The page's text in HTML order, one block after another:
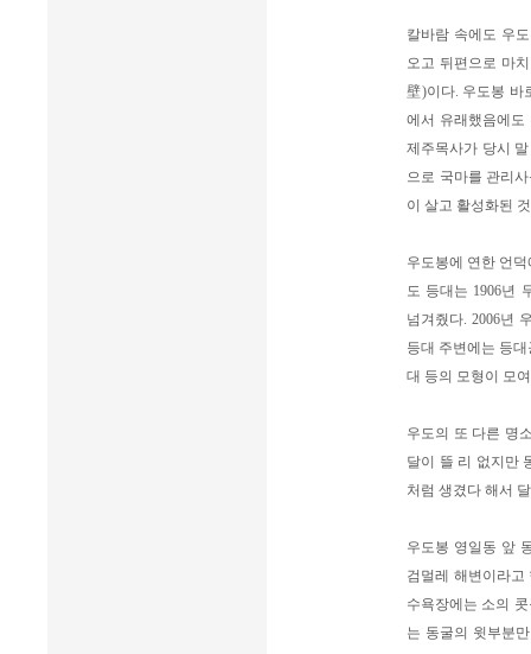
칼바람 속에도 우
오고 뒤편으로 마
壁)이다. 우도봉 바
에서 유래했음에도
제주목사가 당시
으로 국마를 관리
이 살고 활성화된
우도봉에 연한 언
도 등대는 1906년
넘겨줬다. 2006년
등대 주변에는 등
대 등의 모형이 모
우도의 또 다른 명
달이 뜰 리 없지만
처럼 생겼다 해서
우도봉 영일동 앞
검멀레 해변이라고
수욕장에는 소의
는 동굴의 윗부분